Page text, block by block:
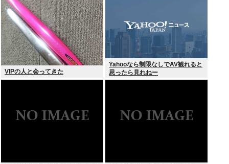
VIPの人と会ってきた
Yahooなら制限なしでAV観れると
思ったら見れねー